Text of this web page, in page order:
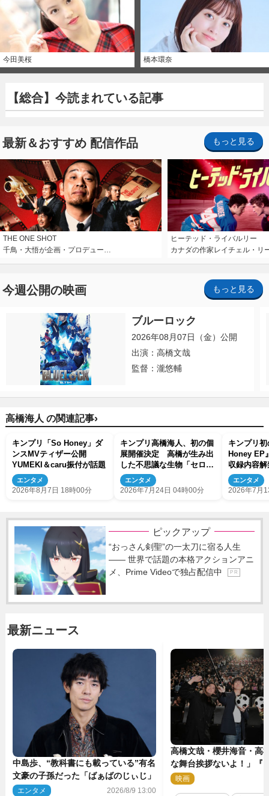
今田美桜 橋本環奈
【総合】今読まれている記事
最新＆おすすめ 配信作品 もっと見る
THE ONE SHOT
千鳥・大悟が企画・プロデュー…
ヒーテッド・ライバルリー
カナダの作家レイチェル・リ
今週公開の映画 もっと見る
ブルーロック
2026年08月07日（金）公開
出演：高橋文哉
監督：瀧悠輔
高橋海人 の関連記事›
キンプリ「So Honey」ダ
ンスMVティザー公開
YUMEKI＆caru振付が話題
エンタメ
2026年8月7日 18時00分
キンプリ高橋海人、初の個
展開催決定 高橋が生み出
した不思議な生物「セロ
ル」の世界観を表現
エンタメ
2026年7月24日 04時00分
キンプリ
Honey EP
収録内容
バーやス
も
エンタメ
2026年7月
ピックアップ
“おっさん剣聖”の一太刀に宿る人生
―― 世界で話題の本格アクションアニ
メ、Prime Videoで独占配信中
P R
最新ニュース
中島歩、“教科書にも載っている”有名
文豪の子孫だった「ばぁばのじぃじ」
エンタメ 2026/8/9 13:00
高橋文哉・櫻井海音・高
な舞台挨拶ないよ！」『
ク』自由すぎるイベント
映画